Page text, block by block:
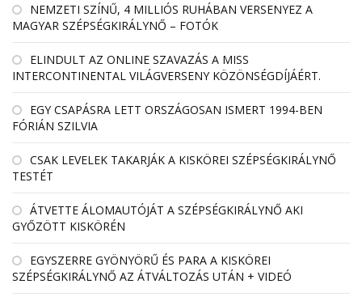
NEMZETI SZÍNŰ, 4 MILLIÓS RUHÁBAN VERSENYEZ A
MAGYAR SZÉPSÉGKIRÁLYNŐ – FOTÓK
ELINDULT AZ ONLINE SZAVAZÁS A MISS
INTERCONTINENTAL VILÁGVERSENY KÖZÖNSÉGDÍJÁÉRT.
EGY CSAPÁSRA LETT ORSZÁGOSAN ISMERT 1994-BEN
FÓRIÁN SZILVIA
CSAK LEVELEK TAKARJÁK A KISKÖREI SZÉPSÉGKIRÁLYNŐ
TESTÉT
ÁTVETTE ÁLOMAUTÓJÁT A SZÉPSÉGKIRÁLYNŐ AKI
GYŐZÖTT KISKÖRÉN
EGYSZERRE GYÖNYÖRŰ ÉS PARA A KISKÖREI
SZÉPSÉGKIRÁLYNŐ AZ ÁTVÁLTOZÁS UTÁN + VIDEÓ